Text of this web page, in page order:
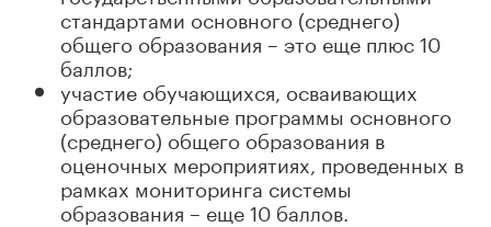
стандартами основного (среднего)
общего образования – это еще плюс 10
баллов;
участие обучающихся, осваивающих
образовательные программы основного
(среднего) общего образования в
оценочных мероприятиях, проведенных в
рамках мониторинга системы
образования – еще 10 баллов.